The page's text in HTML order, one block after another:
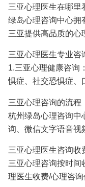
三亚心理医生在哪里
绿岛心理咨询中心拥
三亚提供高品质的心
经验和大量成功案例
理咨询医院/心理咨
三亚心理医生专业咨
1.三亚心理健康咨询
惧症、社交恐惧症、
人、挽救婚姻、感情
3.三亚青少年心理咨
恋、学习压力、考试
4.三亚职场心理咨询
绪调节、心理辅导等
5.三亚性心理咨询：
三亚心理咨询的流程
杭州绿岛心理咨询中
询、微信文字语音视
便地得到心理医生专
正式系统的心理咨询
心理咨询流程"；
三亚心理医生咨询收
三亚心理咨询按时间
理医生收费/心理咨询